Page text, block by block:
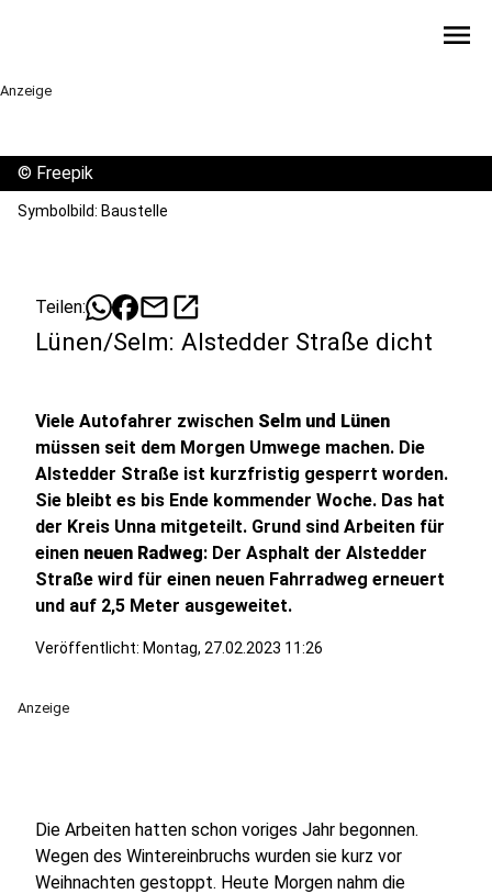
menu
Anzeige
© Freepik
Symbolbild: Baustelle
Teilen: mailopen_in_new
Lünen/Selm: Alstedder Straße dicht
Viele Autofahrer zwischen Selm und Lünen
müssen seit dem Morgen Umwege machen. Die
Alstedder Straße ist kurzfristig gesperrt worden.
Sie bleibt es bis Ende kommender Woche. Das hat
der Kreis Unna mitgeteilt. Grund sind Arbeiten für
einen neuen Radweg: Der Asphalt der Alstedder
Straße wird für einen neuen Fahrradweg erneuert
und auf 2,5 Meter ausgeweitet.
Veröffentlicht: Montag, 27.02.2023 11:26
Anzeige
Die Arbeiten hatten schon voriges Jahr begonnen.
Wegen des Wintereinbruchs wurden sie kurz vor
Weihnachten gestoppt. Heute Morgen nahm die